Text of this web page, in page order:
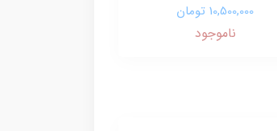
10,500,000 تومان
ناموجود